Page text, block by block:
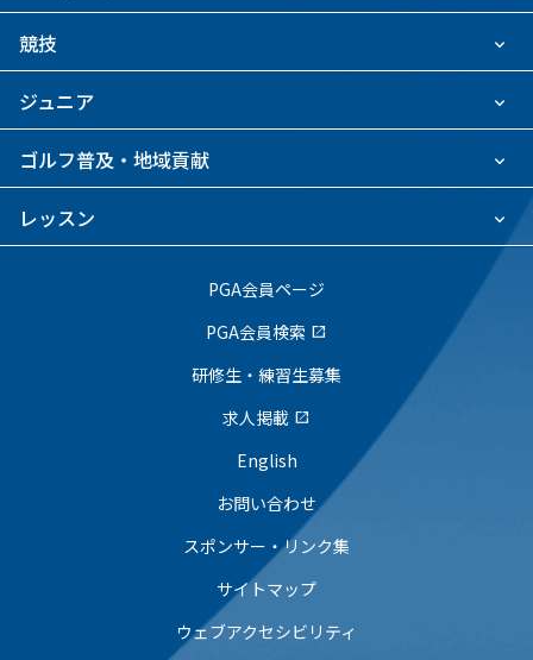
競技
ジュニア
ゴルフ普及・地域貢献
レッスン
PGA会員ページ
PGA会員検索 open_in_new
研修生・練習生募集
求人掲載 open_in_new
English
お問い合わせ
スポンサー・リンク集
サイトマップ
ウェブアクセシビリティ